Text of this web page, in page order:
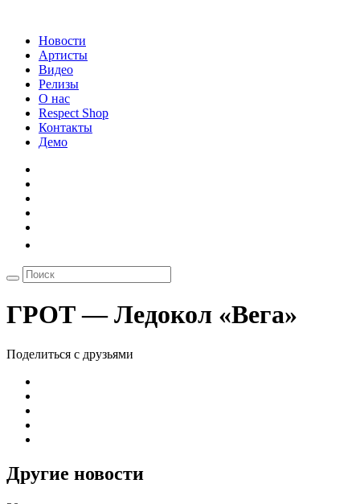
Новости
Артисты
Видео
Релизы
О нас
Respect Shop
Контакты
Демо
ГРОТ — Ледокол «Вега»
Поделиться с друзьями
Другие новости